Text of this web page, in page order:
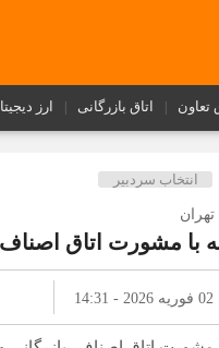
تعاون اتاق بازرگانی ارز
انتخاب سردبیر
تهران
با مشورت اتاق
02 فوریه 2026 - 14:31